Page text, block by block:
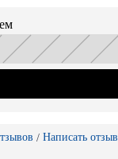
/ Написать отзыв